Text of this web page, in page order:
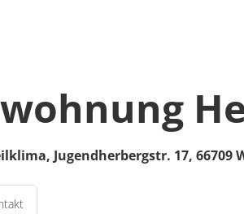
Jugendherbergstr. 17, 66709